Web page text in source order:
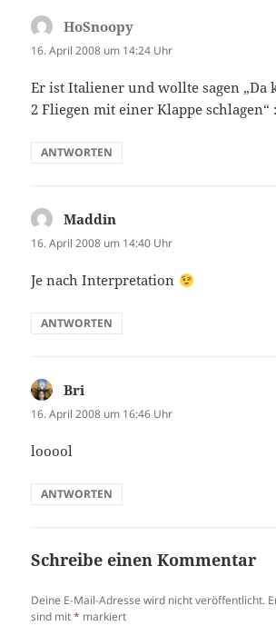
HoSnoopy
16. April 2008 um 14:24 Uhr
Er ist Italiener und wollte sagen „Da
2 Fliegen mit einer Klappe schlagen“
ANTWORTEN
Maddin
16. April 2008 um 14:40 Uhr
Je nach Interpretation
ANTWORTEN
Bri
16. April 2008 um 16:46 Uhr
looool
ANTWORTEN
Schreibe einen Kommentar
Deine E-Mail-Adresse wird nicht veröffentlicht.
sind mit* markiert